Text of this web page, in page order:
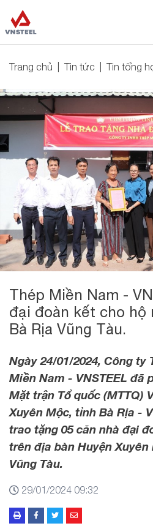
Trang chủ Tin tức Tin tổng
Thép Miền Nam -
đại đoàn kết cho hộ
Bà Rịa Vũng Tàu.
Ngày 24/01/2024, Công ty
Miền Nam - VNSTEEL đã
Mặt trận Tổ quốc (MTTQ)
Xuyên Mộc, tỉnh Bà Rịa -
trao tặng 05 căn nhà đại
trên địa bàn Huyện
Vũng Tàu.
29/01/2024 09:32